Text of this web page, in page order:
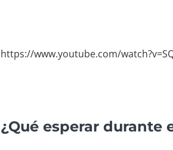
https://www.youtube.com/
¿Qué esperar durante